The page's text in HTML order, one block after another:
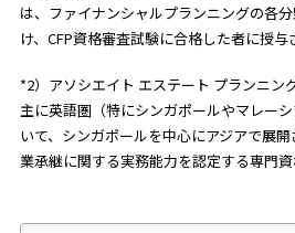
は、ファイナンシャルプランニングの各
け、CFP資格審査試験に合格した者に授与
*2）アソシエイト エステート プランニン
主に英語圏（特にシンガポールやマレー
いて、シンガポールを中心にアジアで展
業承継に関する実務能力を認定する専門資